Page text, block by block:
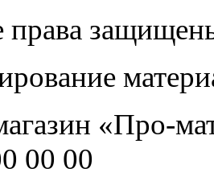
права
«Про-
00 00